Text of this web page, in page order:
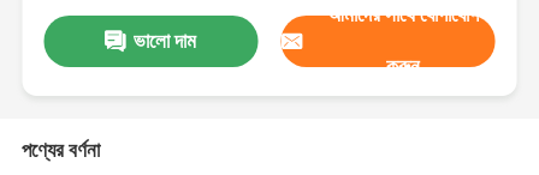
ভালো দাম
আমাদের সাথে যোগাযোগ
করুন
পণ্যের বর্ণনা